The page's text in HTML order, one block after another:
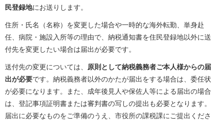
民登録地にお送りします。
住所・氏名（名称）を変更した場合や一時的な海外転勤、単身赴
任、病院・施設入所等の理由で、納税通知書を住民登録地以外に送
付先を変更したい場合は届出が必要です。
送付先の変更については、 原則として納税義務者ご本人様からの届
出が必要です。納税義務者以外のかたが届出をする場合は、委任状
が必要になります。また、成年後見人や保佐人等による届出の場合
は、登記事項証明書または審判書の写しの提出も必要となります。
届出に必要なものをご準備のうえ、市役所の課税課にご提出くださ